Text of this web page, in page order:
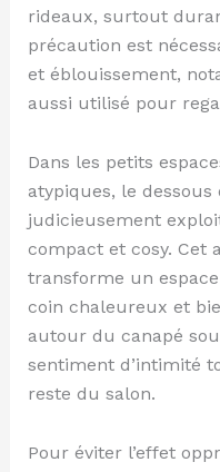
rideaux, surtout
précaution est
et éblouissement,
aussi utilisé pour
Dans les petits
atypiques, le dessous
judicieusement
compact et cosy. Cet
transforme un
coin chaleureux et
autour du canapé
sentiment d’intimité
reste du salon.
Pour éviter l’effet